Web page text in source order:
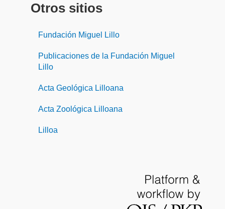
Otros sitios
Fundación Miguel Lillo
Publicaciones de la Fundación Miguel
Lillo
Acta Geológica Lilloana
Acta Zoológica Lilloana
Lilloa